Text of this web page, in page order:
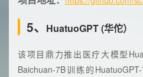
5、 HuatuoGPT (华佗）
该项目鼎力推出医疗大模型
Baichuan-7B训练的